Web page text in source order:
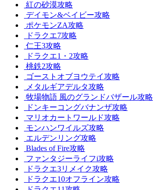
紅の砂漠攻略
デイモン&ベイビー攻略
ポケモンZA攻略
ドラクエ7攻略
仁王3攻略
ドラクエ1・2攻略
桃鉄2攻略
ゴーストオブヨウテイ攻略
メタルギアデルタ攻略
牧場物語 風のグランドバザール攻略
ドンキーコングバナンザ攻略
マリオカートワールド攻略
モンハンワイルズ攻略
エルデンリング攻略
Blades of Fire攻略
ファンタジーライフi攻略
ドラクエ3リメイク攻略
ドラクエ10オフライン攻略